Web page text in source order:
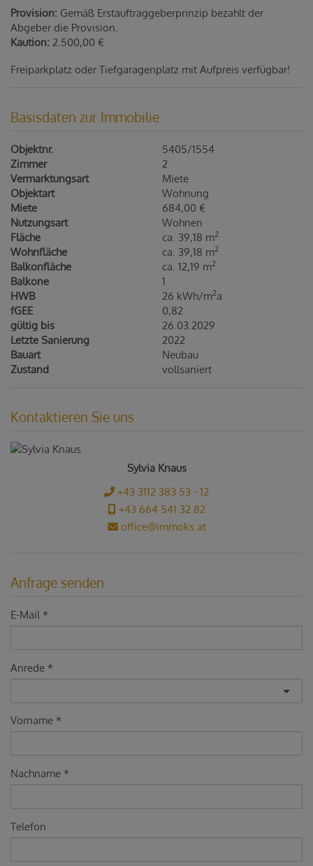
Provision: Gemäß Erstauftraggeberprinzip bezahlt der
Abgeber die Provision.
Kaution: 2.500,00 €
Freiparkplatz oder Tiefgaragenplatz mit Aufpreis verfügbar!
Basisdaten zur Immobilie
Objektnr.
5405/1554
Zimmer
2
Vermarktungsart
Miete
Objektart
Wohnung
Miete
684,00 €
Nutzungsart
Wohnen
Fläche
ca. 39,18 m2
Wohnfläche ca. 39,18 m2
Balkonfläche ca. 12,19 m2
Balkone
1
HWB
26 kWh/m2a
fGEE
0,82
gültig bis
26.03.2029
Letzte Sanierung
2022
Bauart
Neubau
Zustand
vollsaniert
Kontaktieren Sie uns
Sylvia Knaus
+43 3112 383 53 - 12
+43 664 541 32 82
office@immoks.at
Anfrage senden
E-Mail
Anrede
Vorname
Nachname
Telefon